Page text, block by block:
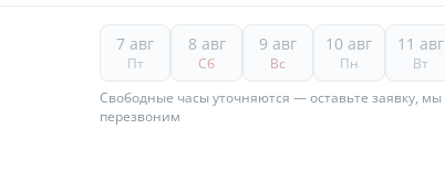
7 авг
Пт
8 авг
Сб
9 авг
Вс
10 авг
Пн
11 авг
Вт
Свободные часы уточняются — оставьте заявку, мы
перезвоним